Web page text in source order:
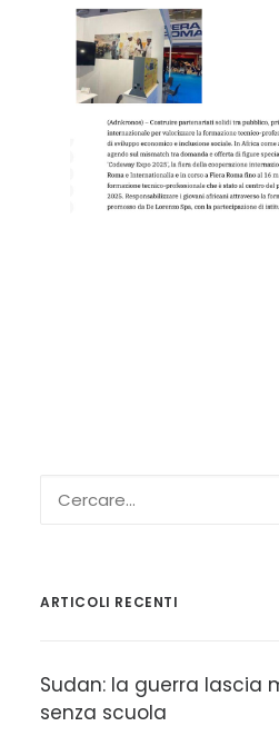
ARTICOLI RECENTI
Sudan: la guerra lascia
senza scuola